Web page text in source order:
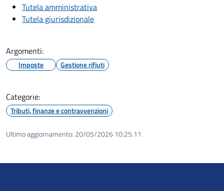
Tutela amministrativa
Tutela giurisdizionale
Argomenti:
Imposte Gestione rifiuti
Categorie:
Tributi, finanze e contravvenzioni
Ultimo aggiornamento: 20/05/2026 10:25.11